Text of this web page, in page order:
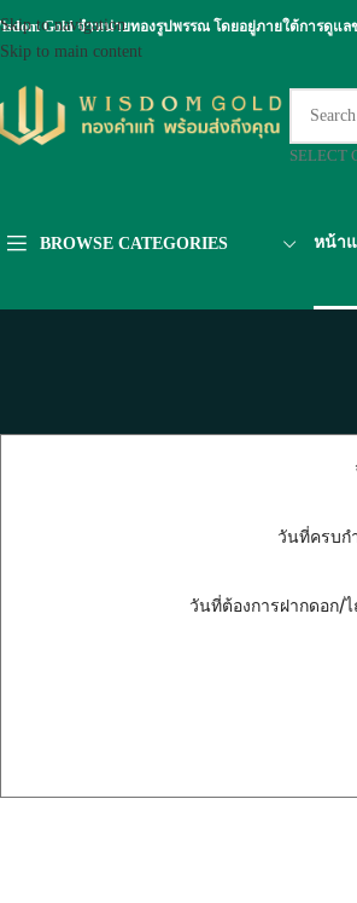
Skip to navigation
Skip to main content
Gold จำหน่ายทองรูปพรรณ โดยอยู่ภายใต้การดูแ
SELECT
BROWSE CATEGORIES หน้า
วันที่ครบก
วันที่ต้องการฝากดอก/